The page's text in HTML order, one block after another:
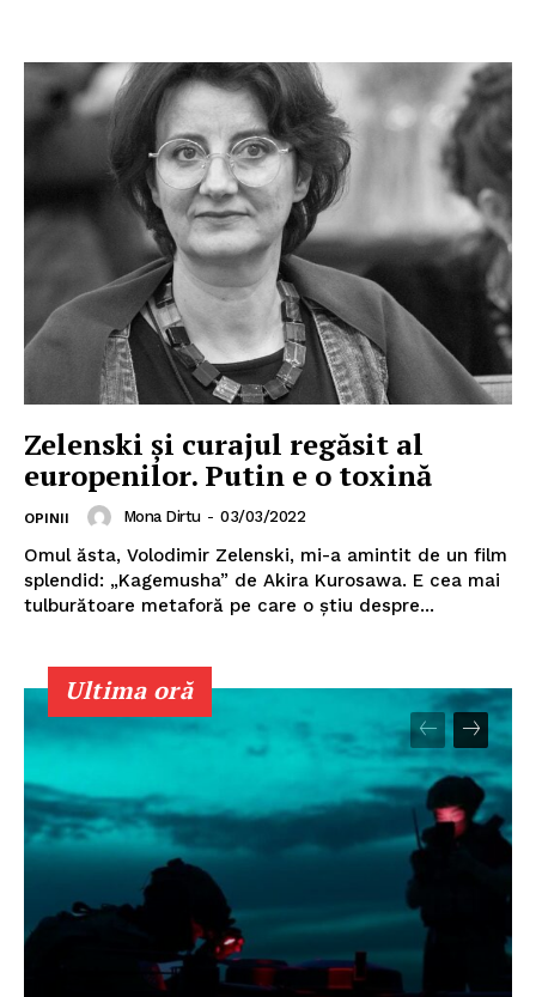
Zelenski și curajul regăsit al
europenilor. Putin e o toxină
OPINII Mona Dirtu - 03/03/2022
Omul ăsta, Volodimir Zelenski, mi-a amintit de un film
splendid: „Kagemusha” de Akira Kurosawa. E cea mai
tulburătoare metaforă pe care o știu despre...
Ultima oră